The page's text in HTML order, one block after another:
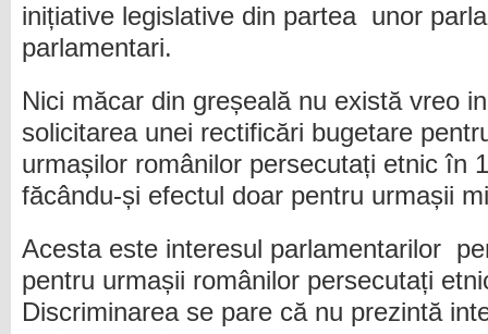
inițiative legislative din partea unor
parlamentari.
Nici măcar din greșeală nu există vreo
solicitarea unei rectificări bugetare
urmașilor românilor persecutați etnic în
făcându-și efectul doar pentru urmașii
Acesta este interesul parlamentarilor
pentru urmașii românilor persecutați
Discriminarea se pare că nu prezintă